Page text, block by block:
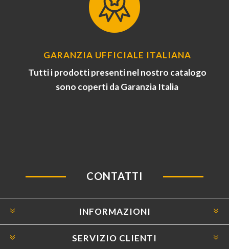
GARANZIA UFFICIALE ITALIANA
Tutti i prodotti presenti nel nostro catalogo
sono coperti da Garanzia Italia
CONTATTI
INFORMAZIONI
SERVIZIO CLIENTI